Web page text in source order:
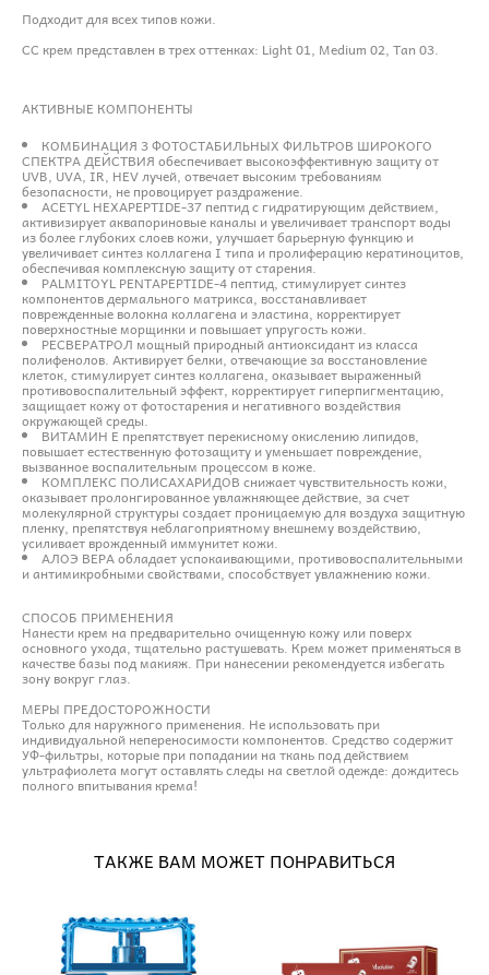
Подходит для всех типов кожи.
СС крем представлен в трех оттенках: Light 01, Medium 02, Tan 03.
АКТИВНЫЕ КОМПОНЕНТЫ
КОМБИНАЦИЯ 3 ФОТОСТАБИЛЬНЫХ ФИЛЬТРОВ ШИРОКОГО
СПЕКТРА ДЕЙСТВИЯ обеспечивает высокоэффективную защиту от
UVB, UVA, IR, HEV лучей, отвечает высоким требованиям
безопасности, не провоцирует раздражение.
ACETYL HEXAPEPTIDE-37 пептид с гидратирующим действием,
активизирует аквапориновые каналы и увеличивает транспорт воды
из более глубоких слоев кожи, улучшает барьерную функцию и
увеличивает синтез коллагена I типа и пролиферацию кератиноцитов,
обеспечивая комплексную защиту от старения.
PALMITOYL PENTAPEPTIDE-4 пептид, стимулирует синтез
компонентов дермального матрикса, восстанавливает
поврежденные волокна коллагена и эластина, корректирует
поверхностные морщинки и повышает упругость кожи.
РЕСВЕРАТРОЛ мощный природный антиоксидант из класса
полифенолов. Активирует белки, отвечающие за восстановление
клеток, стимулирует синтез коллагена, оказывает выраженный
противовоспалительный эффект, корректирует гиперпигментацию,
защищает кожу от фотостарения и негативного воздействия
окружающей среды.
ВИТАМИН Е препятствует перекисному окислению липидов,
повышает естественную фотозащиту и уменьшает повреждение,
вызванное воспалительным процессом в коже.
КОМПЛЕКС ПОЛИСАХАРИДОВ снижает чувствительность кожи,
оказывает пролонгированное увлажняющее действие, за счет
молекулярной структуры создает проницаемую для воздуха защитную
пленку, препятствуя неблагоприятному внешнему воздействию,
усиливает врожденный иммунитет кожи.
АЛОЭ ВЕРА обладает успокаивающими, противовоспалительными
и антимикробными свойствами, способствует увлажнению кожи.
СПОСОБ ПРИМЕНЕНИЯ
Нанести крем на предварительно очищенную кожу или поверх
основного ухода, тщательно растушевать. Крем может применяться в
качестве базы под макияж. При нанесении рекомендуется избегать
зону вокруг глаз.
МЕРЫ ПРЕДОСТОРОЖНОСТИ
Только для наружного применения. Не использовать при
индивидуальной непереносимости компонентов. Средство содержит
УФ-фильтры, которые при попадании на ткань под действием
ультрафиолета могут оставлять следы на светлой одежде: дождитесь
полного впитывания крема!
ТАКЖЕ ВАМ МОЖЕТ ПОНРАВИТЬСЯ